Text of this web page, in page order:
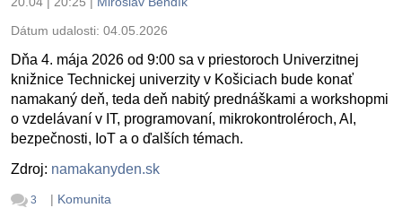
Dátum udalosti: 04.05.2026
Dňa 4. mája 2026 od 9:00 sa v priestoroch Univerzitnej
knižnice Technickej univerzity v Košiciach bude konať
namakaný deň, teda deň nabitý prednáškami a workshopmi
o vzdelávaní v IT, programovaní, mikrokontroléroch, AI,
bezpečnosti, IoT a o ďalších témach.
Zdroj: namakanyden.sk
3 | Komunita